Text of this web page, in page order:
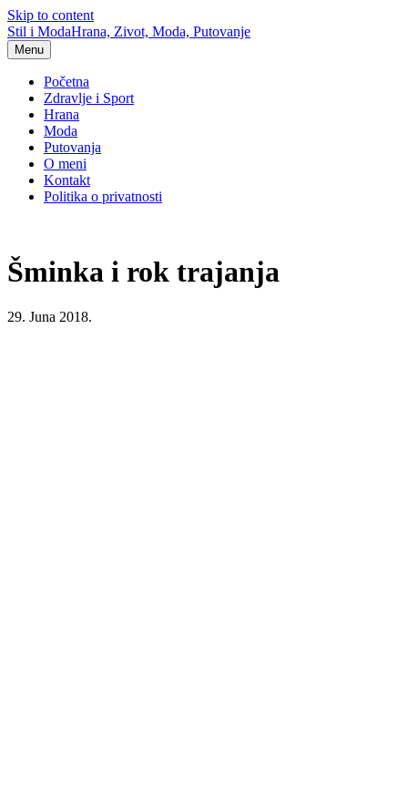
Skip to content
Stil i ModaHrana, Zivot, Moda, Putovanje
Menu
Početna
Zdravlje i Sport
Hrana
Moda
Putovanja
O meni
Kontakt
Politika o privatnosti
Šminka i rok trajanja
29. Juna 2018.